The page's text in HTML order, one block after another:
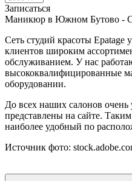
м. Молодёжная м. Бульвар
аллея м. Строгино
Записаться
Парикмахерский зал
Восстановление
Записаться
Маникюр в Южном Бутово -
Сеть студий красоты Epatage
клиентов широким
обслуживанием. У нас
высококвалифицированные
оборудовании.
До всех наших салонов очень
представлены на сайте.
наиболее удобный по
Источник фото: